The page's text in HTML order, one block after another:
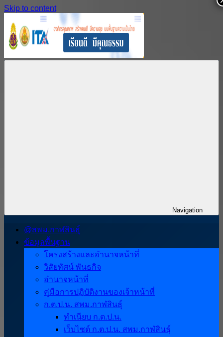
Skip to content
Navigation
@สพม.กาฬสินธุ์
ข้อมูลพื้นฐาน
โครงสร้างและอำนาจหน้าที่
วิสัยทัศน์ พันธกิจ
อำนาจหน้าที่
คู่มือการปฏิบัติงานของเจ้าหน้าที่
ก.ต.ป.น. สพม.กาฬสินธุ์
ทำเนียบ ก.ต.ป.น.
เว็บไซต์ ก.ต.ป.น. สพม.กาฬสินธุ์